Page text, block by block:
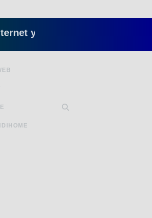
yang lambat gitu gitu aja dah